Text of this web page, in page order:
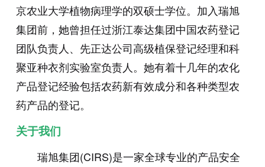
京农业大学植物病理学的双硕士学位。加入瑞旭
集团前，她曾担任过浙江泰达集团中国农药登记
团队负责人、先正达公司高级植保登记经理和科
聚亚种衣剂实验室负责人。她有着十几年的农化
产品登记经验包括农药新有效成分和各种类型农
药产品的登记。
关于我们
瑞旭集团(CIRS)是一家全球专业的产品安全